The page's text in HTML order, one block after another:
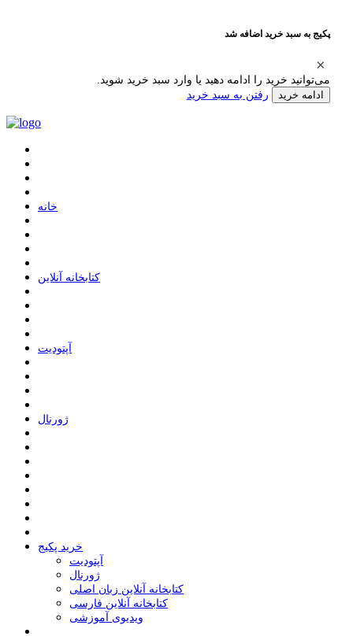
پکیج به سبد خرید اضافه شد
می‌توانید خرید را ادامه دهید یا وارد سبد خرید شوید.
ادامه خرید رفتن به سبد خرید
ﺧﺎﻧﻪ
ﮐﺘﺎﺑﺨﺎﻧﻪ ﺁﻧﻼﯾﻦ
ﺁﭘﺘﻮﺩﯾﺖ
ﮊﻭﺭﻧﺎﻝ
خرید پکیج
ﺁﭘﺘﻮﺩﯾﺖ
ﮊﻭﺭﻧﺎﻝ
کتابخانه آنلاین زبان اصلی
کتابخانه آنلاین فارسی
ویدیوی آموزشی